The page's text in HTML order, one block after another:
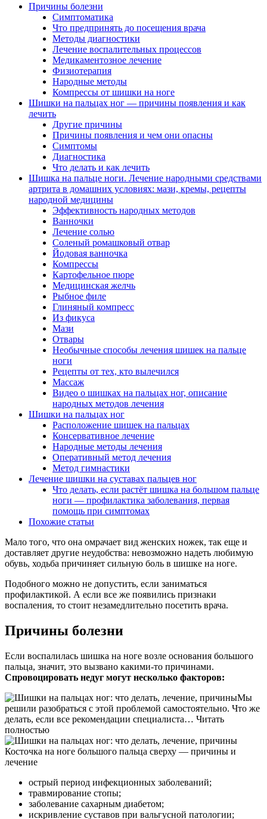
Причины болезни
Симптоматика
Что предпринять до посещения врача
Методы диагностики
Лечение воспалительных процессов
Медикаментозное лечение
Физиотерапия
Народные методы
Компрессы от шишки на ноге
Шишки на пальцах ног — причины появления и как
лечить
Другие причины
Причины появления и чем они опасны
Симптомы
Диагностика
Что делать и как лечить
Шишка на пальце ноги. Лечение народными средствами
артрита в домашних условиях: мази, кремы, рецепты
народной медицины
Эффективность народных методов
Ванночки
Лечение солью
Соленый ромашковый отвар
Йодовая ванночка
Компрессы
Картофельное пюре
Медицинская желчь
Рыбное филе
Глиняный компресс
Из фикуса
Мази
Отвары
Необычные способы лечения шишек на пальце
ноги
Рецепты от тех, кто вылечился
Массаж
Видео о шишках на пальцах ног, описание
народных методов лечения
Шишки на пальцах ног
Расположение шишек на пальцах
Консервативное лечение
Народные методы лечения
Оперативный метод лечения
Метод гимнастики
Лечение шишки на суставах пальцев ног
Что делать, если растёт шишка на большом пальце
ноги — профилактика заболевания, первая
помощь при симптомах
Похожие статьи
Мало того, что она омрачает вид женских ножек, так еще и
доставляет другие неудобства: невозможно надеть любимую
обувь, ходьба причиняет сильную боль в шишке на ноге.
Подобного можно не допустить, если заниматься
профилактикой. А если все же появились признаки
воспаления, то стоит незамедлительно посетить врача.
Причины болезни
Если воспалилась шишка на ноге возле основания большого
пальца, значит, это вызвано какими-то причинами.
Спровоцировать недуг могут несколько факторов:
Мы
решили разобраться с этой проблемой самостоятельно. Что же
делать, если все рекомендации специалиста… Читать
полностью
Косточка на ноге большого пальца сверху — причины и
лечение
острый период инфекционных заболеваний;
травмирование стопы;
заболевание сахарным диабетом;
искривление суставов при вальгусной патологии;